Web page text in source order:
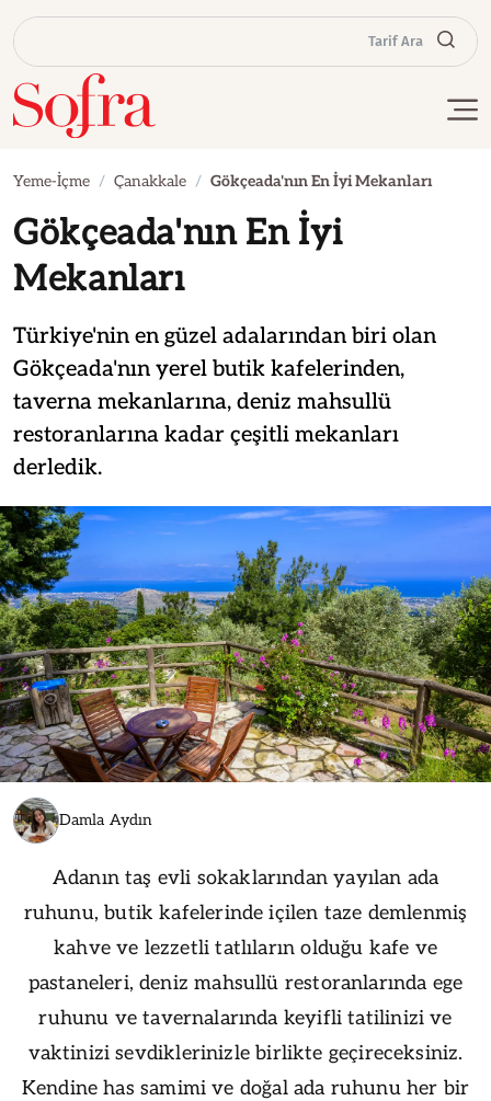
Tarif Ara
Yeme-İçme Çanakkale Gökçeada'nın En İyi Mekanları
Gökçeada'nın En İyi
Mekanları
Türkiye'nin en güzel adalarından biri olan
Gökçeada'nın yerel butik kafelerinden,
taverna mekanlarına, deniz mahsullü
restoranlarına kadar çeşitli mekanları
derledik.
Damla Aydın
Adanın taş evli sokaklarından yayılan ada
ruhunu, butik kafelerinde içilen taze demlenmiş
kahve ve lezzetli tatlıların olduğu kafe ve
pastaneleri, deniz mahsullü restoranlarında ege
ruhunu ve tavernalarında keyifli tatilinizi ve
vaktinizi sevdiklerinizle birlikte geçireceksiniz.
Kendine has samimi ve doğal ada ruhunu her bir